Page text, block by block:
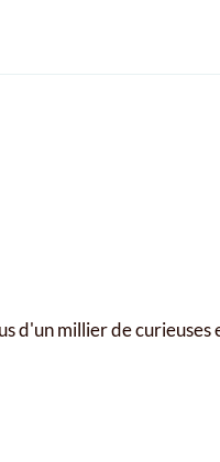
d'un millier de curieuses